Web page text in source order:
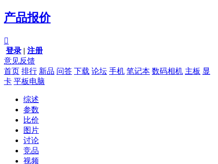
产品报价

登录 | 注册
意见反馈
首页 排行 新品 问答 下载 论坛 手机 笔记本 数码相机 主板 显
卡 平板电脑
综述
参数
比价
图片
讨论
竞品
视频